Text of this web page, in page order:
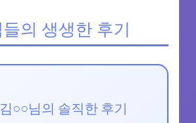
의 생생한 후기
○○님의 솔직한 후기